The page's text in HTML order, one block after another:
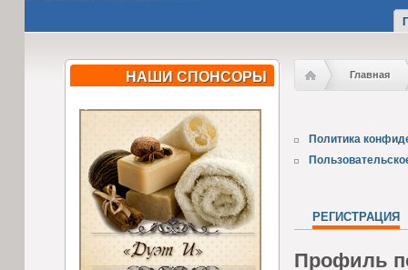
НАШИ СПОНСОРЫ Главная
Политика
РЕГИСТРАЦИЯ
Профиль